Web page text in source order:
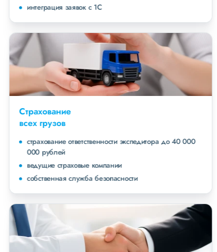
интеграция заявок с 1С
Страхование
всех грузов
страхование ответственности экспедитора до 40 000
000 рублей
ведущие страховые компании
собственная служба безопасности